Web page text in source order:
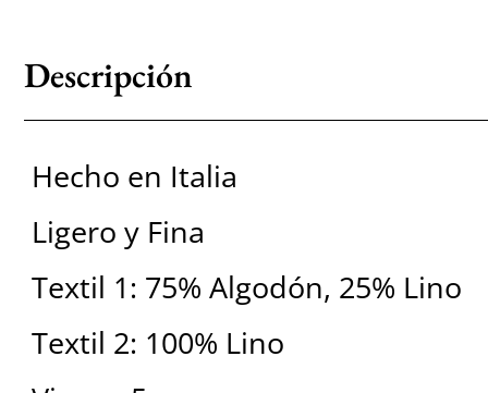
Descripción
Hecho en Italia
Ligero y Fina
Textil 1: 75% Algodón, 25% Lino
Textil 2: 100% Lino